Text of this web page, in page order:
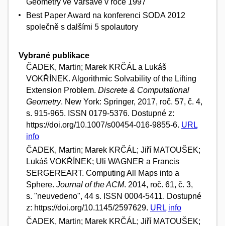
Geometry ve Varšavě v roce 1997
Best Paper Award na konferenci SODA 2012
společně s dalšími 5 spolautory
Vybrané publikace
ČADEK, Martin; Marek KRČÁL a Lukáš
VOKŘÍNEK. Algorithmic Solvability of the Lifting
Extension Problem. Discrete & Computational
Geometry. New York: Springer, 2017, roč. 57, č. 4,
s. 915-965. ISSN 0179-5376. Dostupné z:
https://doi.org/10.1007/s00454-016-9855-6. URL
info
ČADEK, Martin; Marek KRČÁL; Jiří MATOUŠEK;
Lukáš VOKŘÍNEK; Uli WAGNER a Francis
SERGEREART. Computing All Maps into a
Sphere. Journal of the ACM. 2014, roč. 61, č. 3,
s. "neuvedeno", 44 s. ISSN 0004-5411. Dostupné
z: https://doi.org/10.1145/2597629. URL info
ČADEK, Martin; Marek KRČÁL; Jiří MATOUŠEK;